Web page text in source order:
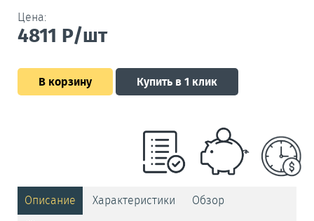
Цена:
4811 Р/шт
В корзину Купить в 1 клик
Описание Характеристики Обзор